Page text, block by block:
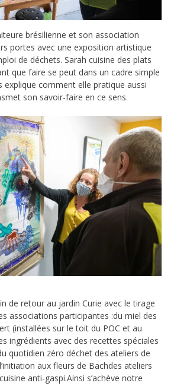
brésilienne et son association
portes avec une exposition artistique
de déchets. Sarah cuisine des plats
que faire se peut dans un cadre simple
explique comment elle pratique aussi
son savoir-faire en ce sens.
de retour au jardin Curie avec le tirage
associations participantes :du miel des
(installées sur le toit du POC et au
ingrédients avec des recettes spéciales
quotidien zéro déchet des ateliers de
aux fleurs de Bachdes ateliers
anti-gaspi.Ainsi s’achève notre